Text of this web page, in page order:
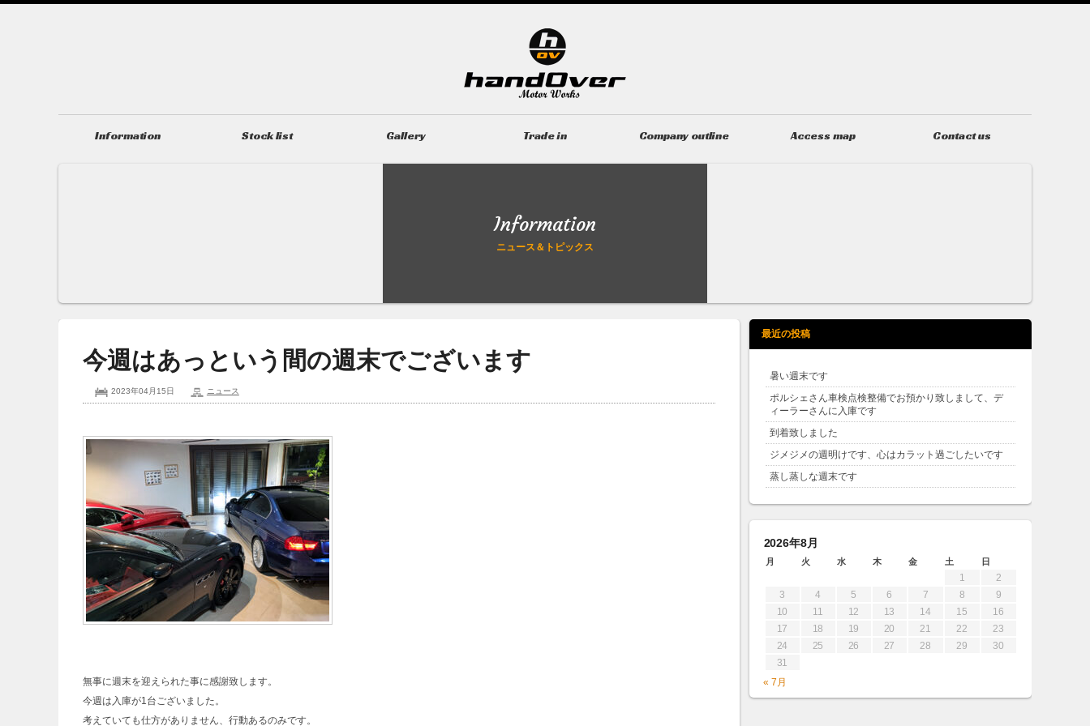
Information Stock list Gallery Trade in Company outline Access map Contact us
Information
ニュース＆トピックス
今週はあっという間の週末でございます
2023年04月15日 ニュース
無事に週末を迎えられた事に感謝致します。
今週は入庫が1台ございました。
考えていても仕方がありません、行動あるのみです。
最近の投稿
暑い週末です
ポルシェさん車検点検整備でお預かり致しまして、デ
ィーラーさんに入庫です
到着致しました
ジメジメの週明けです、心はカラット過ごしたいです
蒸し蒸しな週末です
2026年8月
月 火 水 木 金 土 日
1
2
3
4 5 6 7 8
9
10
11 12 13 14 15
16
17
18 19 20 21 22
23
24
25 26 27 28 29
30
31
« 7月